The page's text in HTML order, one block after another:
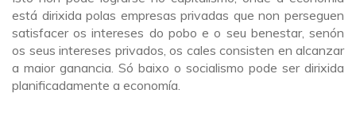
está dirixida polas empresas privadas que non perseguen
satisfacer os intereses do pobo e o seu benestar, senón
os seus intereses privados, os cales consisten en alcanzar
a maior ganancia. Só baixo o socialismo pode ser dirixida
planificadamente a economía.